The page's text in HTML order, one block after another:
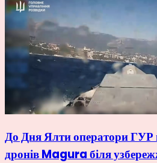
До Дня Ялти оператори ГУР
дронів Magura біля